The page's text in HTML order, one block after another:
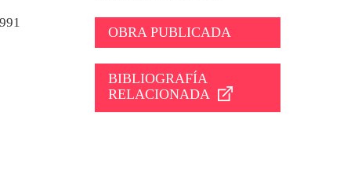
OBRA PUBLICADA
BIBLIOGRAFÍA
RELACIONADA